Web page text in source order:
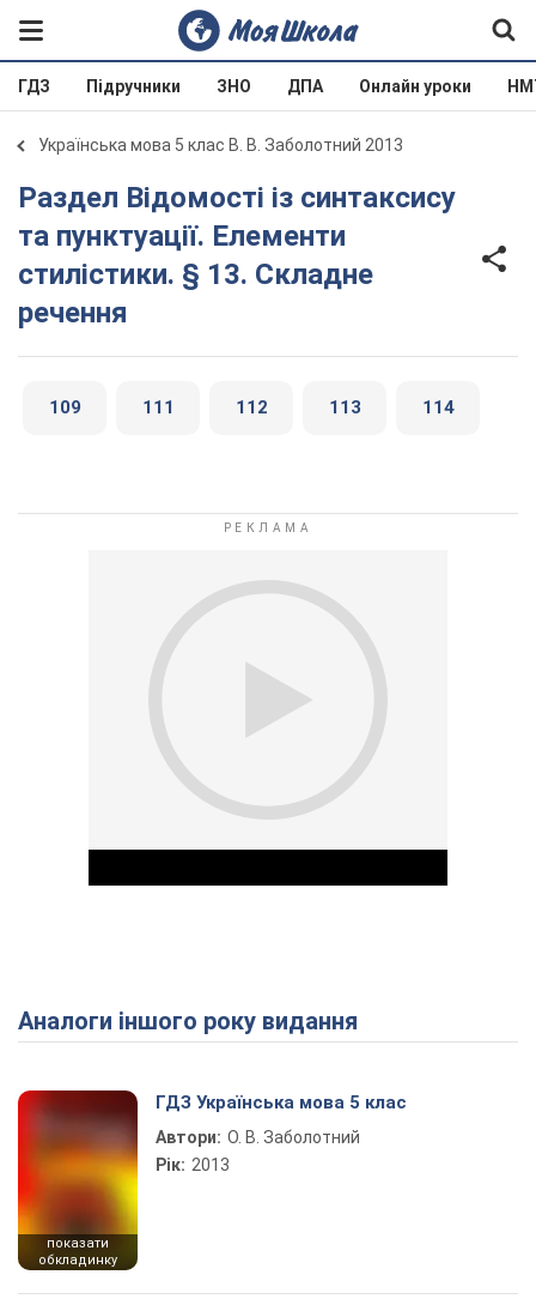
ГДЗ Підручники ЗНО ДПА Онлайн уроки
Українська мова 5 клас В. В. Заболотний 2013
Раздел Відомості із синтаксису
та пунктуації. Елементи
стилістики. § 13. Складне
речення
109 111 112 113 114
Play Video
Аналоги іншого року видання
показати
обкладинку
ГДЗ Українська мова 5 клас
Автори: О. В. Заболотний
Рік: 2013